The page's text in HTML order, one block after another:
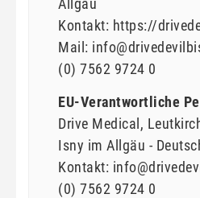
Allgäu
Kontakt: https://
Mail:
(0) 7562 9724 0
EU-Verantwortliche
Drive Medical
Isny im Allgäu
Kontakt:
(0) 7562 9724 0